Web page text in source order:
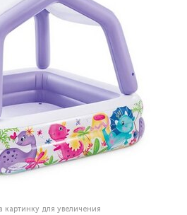
картинку для увеличения